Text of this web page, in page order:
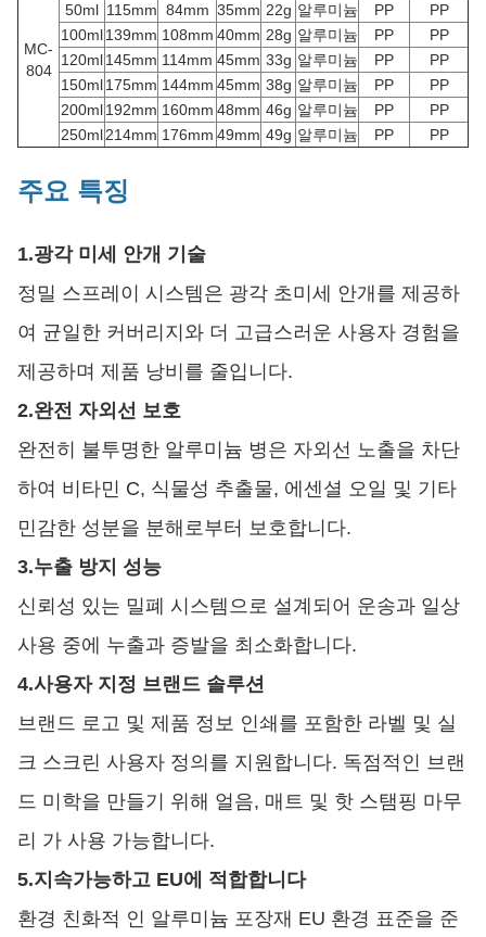
MC-
804
50ml 115mm 84mm 35mm 22g 알루미늄 PP
PP
100ml139mm 108mm 40mm 28g 알루미늄 PP
PP
120ml145mm 114mm 45mm 33g 알루미늄 PP
PP
150ml175mm 144mm 45mm 38g 알루미늄 PP
PP
200ml192mm 160mm 48mm 46g 알루미늄 PP
PP
250ml214mm 176mm 49mm 49g 알루미늄 PP PP
주요 특징
1.광각 미세 안개 기술
정밀 스프레이 시스템은 광각 초미세 안개를 제공하
여 균일한 커버리지와 더 고급스러운 사용자 경험을
제공하며 제품 낭비를 줄입니다.
2.완전 자외선 보호
완전히 불투명한 알루미늄 병은 자외선 노출을 차단
하여 비타민 C, 식물성 추출물, 에센셜 오일 및 기타
민감한 성분을 분해로부터 보호합니다.
3.누출 방지 성능
신뢰성 있는 밀폐 시스템으로 설계되어 운송과 일상
사용 중에 누출과 증발을 최소화합니다.
4.사용자 지정 브랜드 솔루션
브랜드 로고 및 제품 정보 인쇄를 포함한 라벨 및 실
크 스크린 사용자 정의를 지원합니다. 독점적인 브랜
드 미학을 만들기 위해 얼음, 매트 및 핫 스탬핑 마무
리 가 사용 가능합니다.
5.지속가능하고 EU에 적합합니다
환경 친화적 인 알루미늄 포장재 EU 환경 표준을 준